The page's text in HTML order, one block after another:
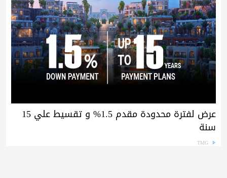
عرض لفترة محدودة مقدم 1.5% و تقسيط علي 15
سنة
TMG